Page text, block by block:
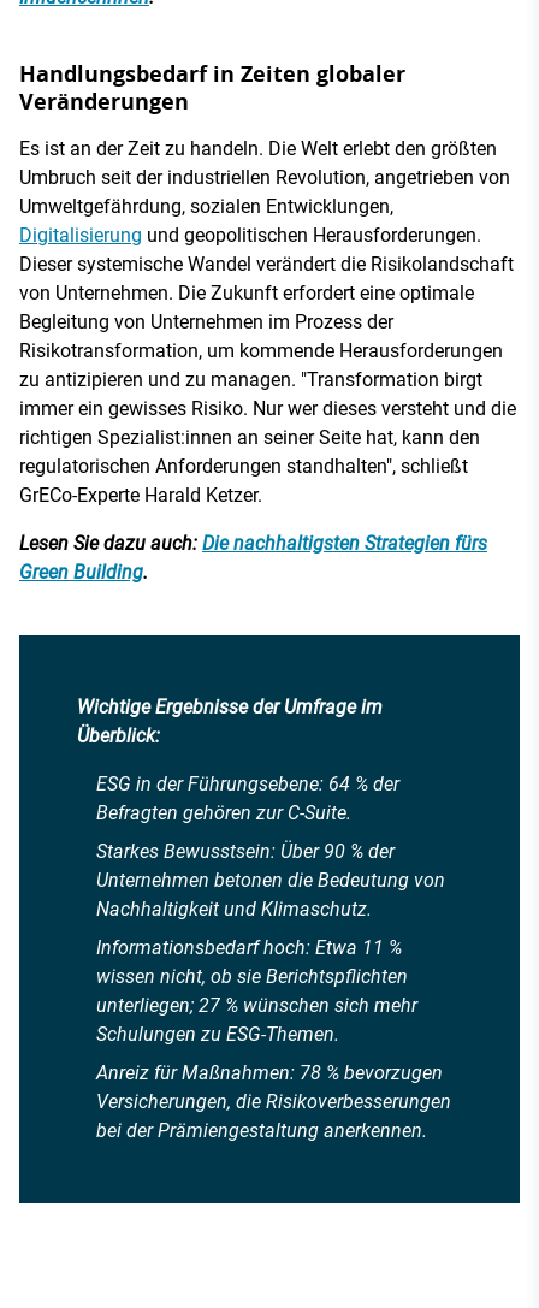
Handlungsbedarf in Zeiten globaler
Veränderungen
Es ist an der Zeit zu handeln. Die Welt erlebt den größten
Umbruch seit der industriellen Revolution, angetrieben von
Umweltgefährdung, sozialen Entwicklungen,
Digitalisierung und geopolitischen Herausforderungen.
Dieser systemische Wandel verändert die Risikolandschaft
von Unternehmen. Die Zukunft erfordert eine optimale
Begleitung von Unternehmen im Prozess der
Risikotransformation, um kommende Herausforderungen
zu antizipieren und zu managen. "Transformation birgt
immer ein gewisses Risiko. Nur wer dieses versteht und die
richtigen Spezialist:innen an seiner Seite hat, kann den
regulatorischen Anforderungen standhalten", schließt
GrECo-Experte Harald Ketzer.
Lesen Sie dazu auch: Die nachhaltigsten Strategien fürs
Green Building.
Wichtige Ergebnisse der Umfrage im
Überblick:
ESG in der Führungsebene: 64 % der
Befragten gehören zur C-Suite.
Starkes Bewusstsein: Über 90 % der
Unternehmen betonen die Bedeutung von
Nachhaltigkeit und Klimaschutz.
Informationsbedarf hoch: Etwa 11 %
wissen nicht, ob sie Berichtspflichten
unterliegen; 27 % wünschen sich mehr
Schulungen zu ESG-Themen.
Anreiz für Maßnahmen: 78 % bevorzugen
Versicherungen, die Risikoverbesserungen
bei der Prämiengestaltung anerkennen.